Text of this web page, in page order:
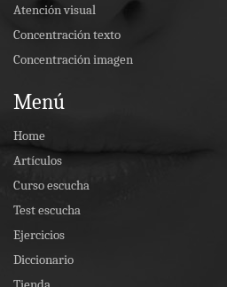
Atención visual
Concentración texto
Concentración imagen
Menú
Home
Artículos
Curso escucha
Test escucha
Ejercicios
Diccionario